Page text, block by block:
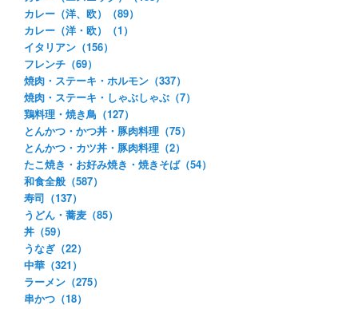
カレー（洋、欧）（89）
カレー（洋・欧）（1）
イタリアン（156）
フレンチ（69）
焼肉・ステーキ・ホルモン（337）
焼肉・ステーキ・しゃぶしゃぶ（7）
鶏料理・焼き鳥（127）
とんかつ・かつ丼・豚肉料理（75）
とんかつ・カツ丼・豚肉料理（2）
たこ焼き・お好み焼き・焼きそば（54）
和食全般（587）
寿司（137）
うどん・蕎麦（85）
丼（59）
うなぎ（22）
中華（321）
ラーメン（275）
串かつ（18）